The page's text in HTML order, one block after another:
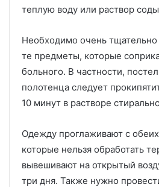
теплую воду или раствор
Необходимо очень тщательно
те предметы, которые
больного. В частности,
полотенца следует
10 минут в растворе
Одежду проглаживают с
которые нельзя обработать
вывешивают на открытый
три дня. Также нужно